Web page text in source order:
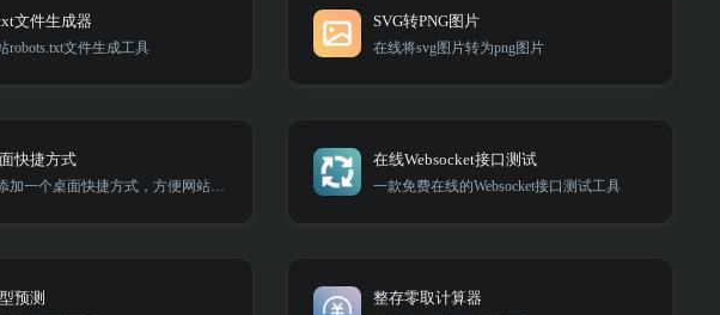
文件生成器
robots.txt文件生成工具
SVG转PNG图片
在线将svg图片转为png图片
快捷方式
给网站添加一个桌面快捷方式，方便网站访问
在线Websocket接口测试
一款免费在线的Websocket接口测试工具
预测 整存零取计算器